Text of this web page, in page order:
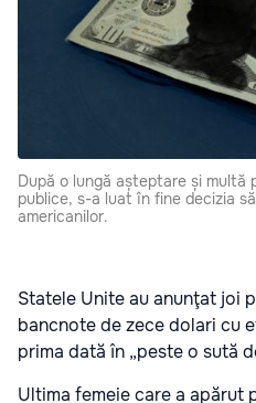
După o lungă așteptare și multă
publice, s-a luat în fine decizia
americanilor.
Statele Unite au anunţat joi
bancnote de zece dolari cu
prima dată în „peste o sută
Ultima femeie care a apărut